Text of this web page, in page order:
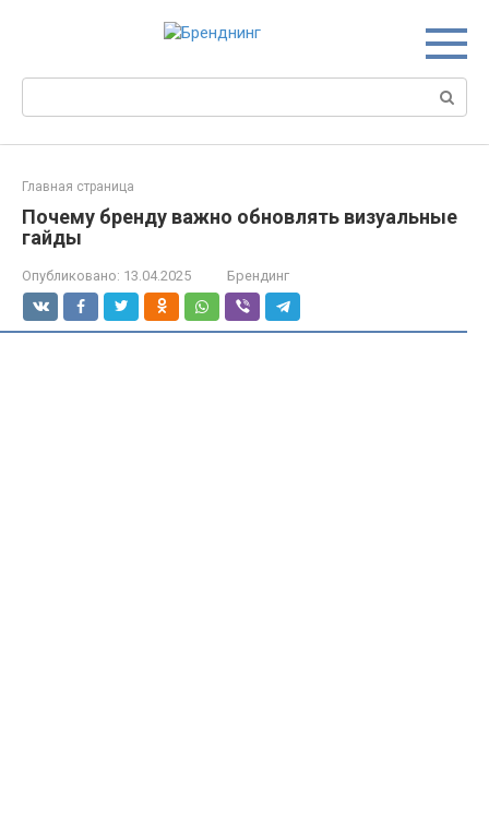
Поиск:
Главная страница
Почему бренду важно обновлять визуальные
гайды
Опубликовано: 13.04.2025 Брендинг